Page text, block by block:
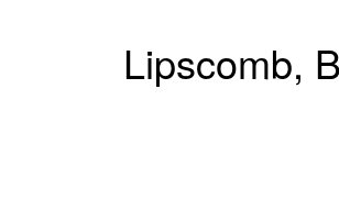
Lipscomb,